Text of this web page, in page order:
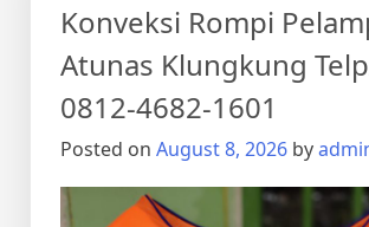
Konveksi Rompi
Atunas Klungkung
0812-4682-1601
Posted on August 8, 2026 by